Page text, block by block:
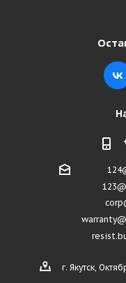
г. Якутск,